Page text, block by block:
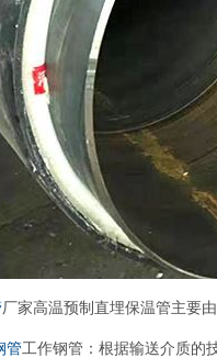
厂家高温预制直埋保温管主要由
管工作钢管：根据输送介质的